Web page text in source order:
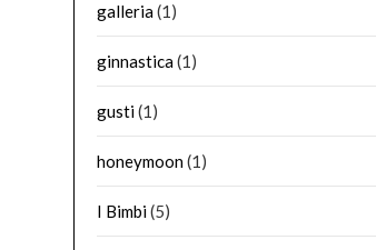
galleria(1)
ginnastica(1)
gusti(1)
honeymoon(1)
I Bimbi(5)